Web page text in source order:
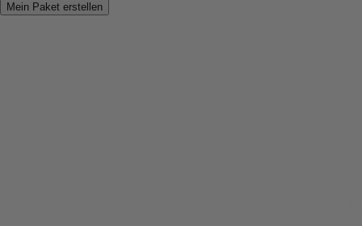
Mein Paket erstellen